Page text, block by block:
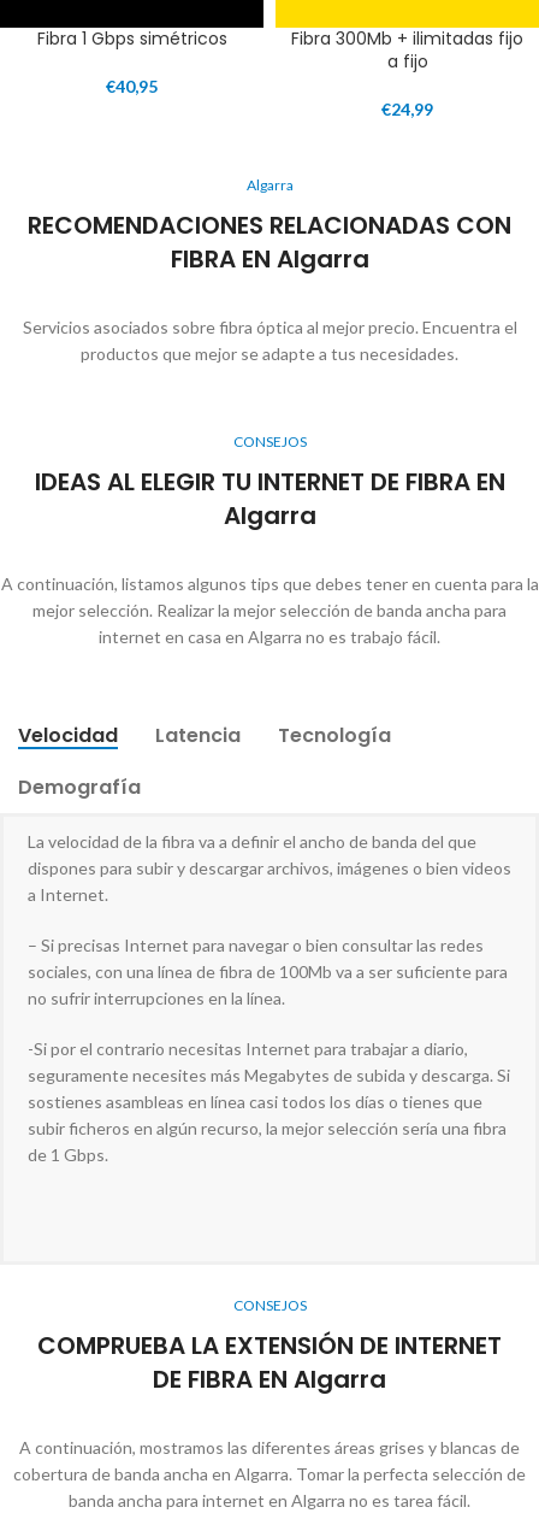
Fibra 1 Gbps simétricos
€40,95
Fibra 300Mb + ilimitadas fijo
a fijo
€24,99
Algarra
RECOMENDACIONES RELACIONADAS CON
FIBRA EN Algarra
Servicios asociados sobre fibra óptica al mejor precio. Encuentra el
productos que mejor se adapte a tus necesidades.
CONSEJOS
IDEAS AL ELEGIR TU INTERNET DE FIBRA EN
Algarra
A continuación, listamos algunos tips que debes tener en cuenta para la
mejor selección. Realizar la mejor selección de banda ancha para
internet en casa en Algarra no es trabajo fácil.
Velocidad Latencia
Tecnología
Demografía
La velocidad de la fibra va a definir el ancho de banda del que
dispones para subir y descargar archivos, imágenes o bien videos
a Internet.
– Si precisas Internet para navegar o bien consultar las redes
sociales, con una línea de fibra de 100Mb va a ser suficiente para
no sufrir interrupciones en la línea.
-Si por el contrario necesitas Internet para trabajar a diario,
seguramente necesites más Megabytes de subida y descarga. Si
sostienes asambleas en línea casi todos los días o tienes que
subir ficheros en algún recurso, la mejor selección sería una fibra
de 1 Gbps.
CONSEJOS
COMPRUEBA LA EXTENSIÓN DE INTERNET
DE FIBRA EN Algarra
A continuación, mostramos las diferentes áreas grises y blancas de
cobertura de banda ancha en Algarra. Tomar la perfecta selección de
banda ancha para internet en Algarra no es tarea fácil.